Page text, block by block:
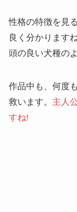
性格の特徴を見
良く分かります
頭の良い犬種の
作品中も、何度
救います。 主人
すね!